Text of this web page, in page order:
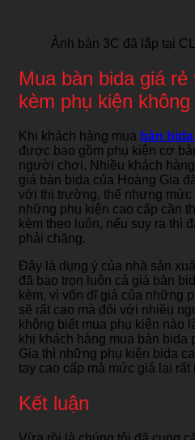
Ảnh bàn 3C đã lắp tại
Mua bàn bida giá
kèm phụ kiện không
Khi khách hàng mua bàn
được bao gồm phụ kiện cơ
người chơi. Nhiều khách
giá bàn bida của Hoàng Gia
với thị trường, thế nhưng mức
những phụ kiện cao cấp cần
kèm theo luôn, nếu suy ra thì
phải chăng.
Đây là dụng ý của nhà sản
đã bao trọn luôn cả giá bàn
kèm, vì vốn dĩ giá của những
sẽ rất cao mà đối với nhiều
không biết mua phụ kiện nào
khi khách hàng mua bàn bida
Gia thì những phụ kiện bida
tay cao cấp mà mức giá lại rất
Kết luận